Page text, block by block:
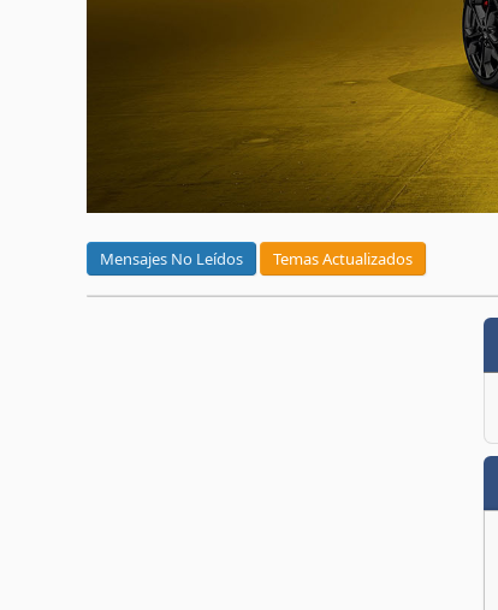
Mensajes No Leídos Temas Actualizados